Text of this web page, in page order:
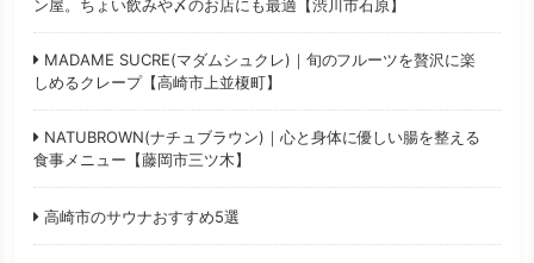
ン屋。ちょい飲みや〆のお店にも最適【渋川市石原】
MADAME SUCRE(マダムシュクレ)｜旬のフルーツを贅沢に楽
しめるクレープ【高崎市上並榎町】
NATUBROWN(ナチュブラウン)｜心と身体に優しい腸を整える
食事メニュー【藤岡市三ツ木】
高崎市のサウナおすすめ5選